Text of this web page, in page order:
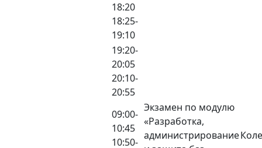
18:20
18:25-
19:10
19:20-
20:05
20:10-
20:55
09:00-
10:45
10:50-
Экзамен по модулю
«Разработка,
администрирование